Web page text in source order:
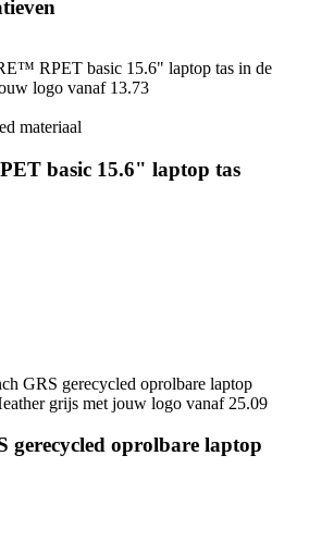
materiaal
basic 15.6" laptop tas
gerecycled oprolbare laptop